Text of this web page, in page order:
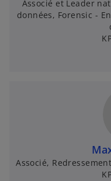
Associé et Leader
données, Forensic -
Associé,